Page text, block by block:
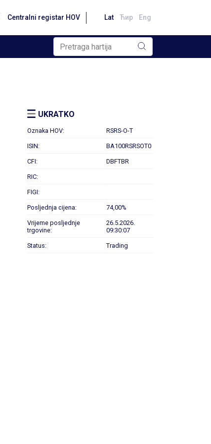
Centralni registar HOV Lat Ћир Eng
UKRATKO
Oznaka HOV: RSRS-O-T
ISIN: BA100RSRSOT0
CFI: DBFTBR
RIC:
FIGI:
Posljednja cijena: 74,00%
Vrijeme posljednje
trgovine:
26.5.2026.
09:30:07
Status: Trading